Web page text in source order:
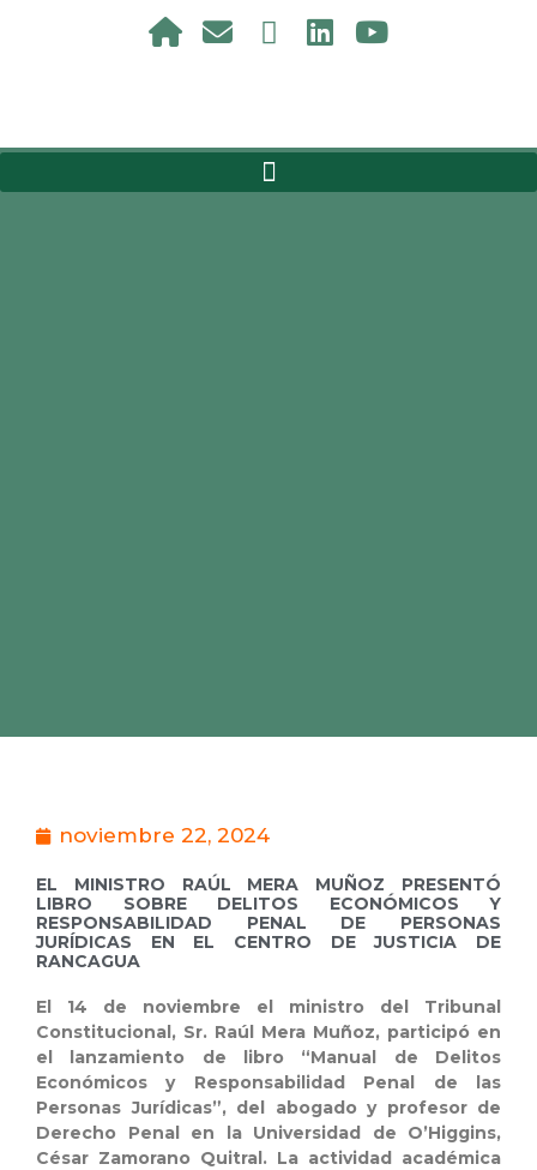
noviembre 22, 2024
EL MINISTRO RAÚL MERA MUÑOZ PRESENTÓ
LIBRO SOBRE DELITOS ECONÓMICOS Y
RESPONSABILIDAD PENAL DE PERSONAS
JURÍDICAS EN EL CENTRO DE JUSTICIA DE
RANCAGUA
El 14 de noviembre el ministro del Tribunal
Constitucional, Sr. Raúl Mera Muñoz, participó en
el lanzamiento de libro “Manual de Delitos
Económicos y Responsabilidad Penal de las
Personas Jurídicas”, del abogado y profesor de
Derecho Penal en la Universidad de O’Higgins,
César Zamorano Quitral. La actividad académica